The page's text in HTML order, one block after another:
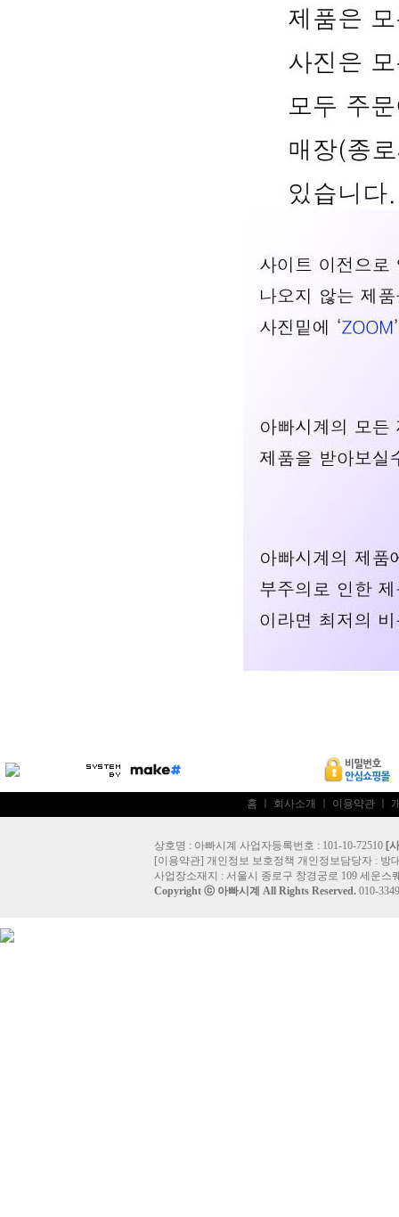
홈 회사소개 이용약관
상호명 : 아빠시계 사업자등록번호 : 101-10-72510 [
[이용약관] 개인정보 보호정책 개인정보담당자 : 방
사업장소재지 : 서울시 종로구 창경궁로 109 세운스
Copyright ⓒ 아빠시계 All Rights Reserved. 010-